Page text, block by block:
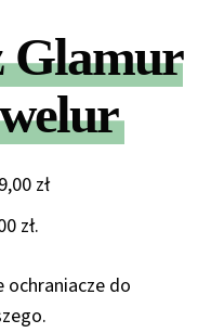
Glamur
złZakres
210,00 zł
zł.
ochraniacze do